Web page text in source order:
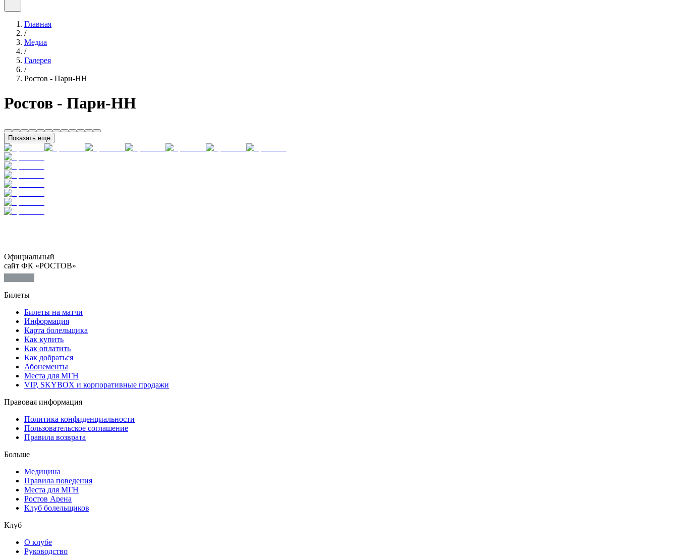
Главная
/
Медиа
/
Галерея
/
Ростов - Пари-НН
Ростов - Пари-НН
Показать еще
Официальный
сайт ФК «РОСТОВ»
Билеты
Билеты на матчи
Информация
Карта болельщика
Как купить
Как оплатить
Как добраться
Абонементы
Места для МГН
VIP, SKYBOX и корпоративные продажи
Правовая информация
Политика конфиденциальности
Пользовательское соглашение
Правила возврата
Больше
Медицина
Правила поведения
Места для МГН
Ростов Арена
Клуб болельщиков
Клуб
О клубе
Руководство